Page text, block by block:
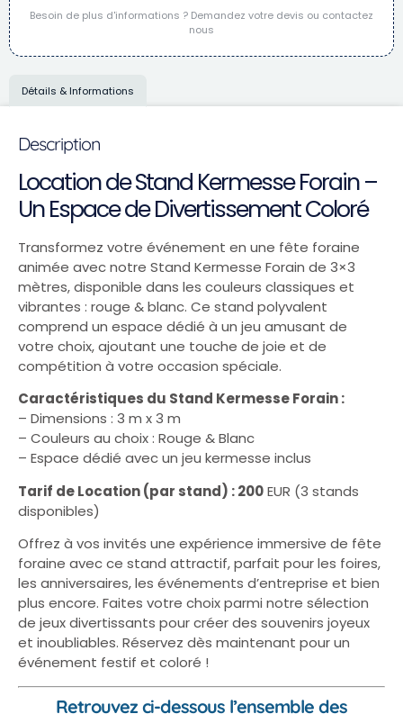
Besoin de plus d'informations ? Demandez votre devis ou contactez
nous
Détails & Informations
Description
Location de Stand Kermesse Forain –
Un Espace de Divertissement Coloré
Transformez votre événement en une fête foraine
animée avec notre Stand Kermesse Forain de 3×3
mètres, disponible dans les couleurs classiques et
vibrantes : rouge & blanc. Ce stand polyvalent
comprend un espace dédié à un jeu amusant de
votre choix, ajoutant une touche de joie et de
compétition à votre occasion spéciale.
Caractéristiques du Stand Kermesse Forain :
– Dimensions : 3 m x 3 m
– Couleurs au choix : Rouge & Blanc
– Espace dédié avec un jeu kermesse inclus
Tarif de Location (par stand) : 200EUR (3 stands
disponibles)
Offrez à vos invités une expérience immersive de fête
foraine avec ce stand attractif, parfait pour les foires,
les anniversaires, les événements d’entreprise et bien
plus encore. Faites votre choix parmi notre sélection
de jeux divertissants pour créer des souvenirs joyeux
et inoubliables. Réservez dès maintenant pour un
événement festif et coloré !
Retrouvez ci-dessous l’ensemble des